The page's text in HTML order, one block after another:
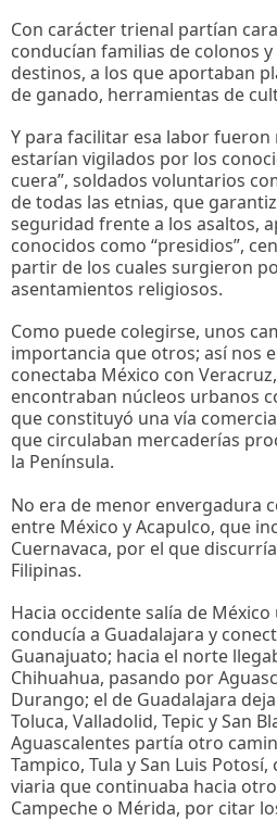
Con carácter trienal partían
conducían familias de colonos
destinos, a los que aportaban
de ganado, herramientas de
Y para facilitar esa labor
estarían vigilados por los
cuera”, soldados voluntarios
de todas las etnias, que
seguridad frente a los asaltos,
conocidos como “presidios”,
partir de los cuales surgieron
asentamientos religiosos.
Como puede colegirse, unos
importancia que otros; así nos
conectaba México con
encontraban núcleos urbanos
que constituyó una vía
que circulaban mercaderías
la Península.
No era de menor envergadura
entre México y Acapulco, que
Cuernavaca, por el que
Filipinas.
Hacia occidente salía de
conducía a Guadalajara y
Guanajuato; hacia el norte
Chihuahua, pasando por
Durango; el de Guadalajara
Toluca, Valladolid, Tepic y San
Aguascalentes partía otro
Tampico, Tula y San Luis
viaria que continuaba hacia
Campeche o Mérida, por citar